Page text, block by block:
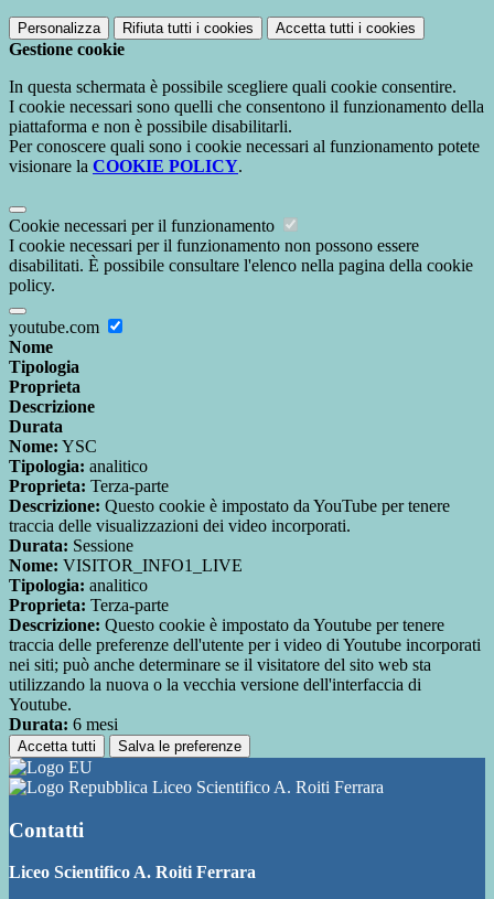
Personalizza Rifiuta tutti i cookies Accetta tutti i cookies
Gestione cookie
In questa schermata è possibile scegliere quali cookie consentire.
I cookie necessari sono quelli che consentono il funzionamento della
piattaforma e non è possibile disabilitarli.
Per conoscere quali sono i cookie necessari al funzionamento potete
visionare la COOKIE POLICY.
Cookie necessari per il funzionamento
I cookie necessari per il funzionamento non possono essere
disabilitati. È possibile consultare l'elenco nella pagina della cookie
policy.
youtube.com
Nome
Tipologia
Proprieta
Descrizione
Durata
Nome: YSC
Tipologia: analitico
Proprieta: Terza-parte
Descrizione: Questo cookie è impostato da YouTube per tenere
traccia delle visualizzazioni dei video incorporati.
Durata: Sessione
Nome: VISITOR_INFO1_LIVE
Tipologia: analitico
Proprieta: Terza-parte
Descrizione: Questo cookie è impostato da Youtube per tenere
traccia delle preferenze dell'utente per i video di Youtube incorporati
nei siti; può anche determinare se il visitatore del sito web sta
utilizzando la nuova o la vecchia versione dell'interfaccia di
Youtube.
Durata: 6 mesi
Accetta tutti Salva le preferenze
Liceo Scientifico A. Roiti Ferrara
Contatti
Liceo Scientifico A. Roiti Ferrara